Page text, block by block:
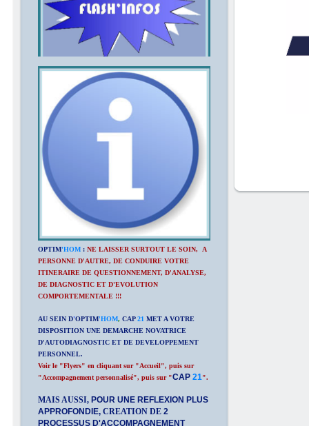
OPTIM'HOM : NE LAISSER SURTOUT LE SOIN, A
PERSONNE D'AUTRE, DE CONDUIRE VOTRE
ITINERAIRE DE QUESTIONNEMENT, D'ANALYSE,
DE DIAGNOSTIC ET D'EVOLUTION
COMPORTEMENTALE !!!
AU SEIN D'OPTIM'HOM, CAP 21 MET A VOTRE
DISPOSITION UNE DEMARCHE NOVATRICE
D'AUTODIAGNOSTIC ET DE DEVELOPPEMENT
PERSONNEL.
Voir le "Flyers" en cliquant sur "Accueil", puis sur
"Accompagnement personnalisé", puis sur "CAP 21".
MAIS AUSSI, POUR UNE REFLEXION PLUS
APPROFONDIE, CREATION DE 2
PROCESSUS D'ACCOMPAGNEMENT